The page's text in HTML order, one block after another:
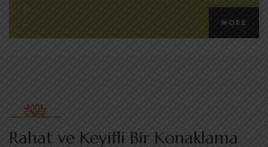
MORE
Rahat ve Keyifli Bir Konaklama